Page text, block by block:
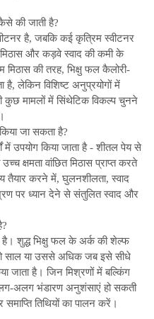
की जाती है?
है, जबकि कई कृत्रिम स्वीटनर
और कड़वे स्वाद की कमी के
की तरह, भिक्षु फल कैलोरी-
है, लेकिन विशिष्ट अनुप्रयोगों में
कुछ मामलों में सिंथेटिक विकल्प चुनने
जा सकता है?
में उपयोग किया जाता है - शीतल पेय से
क्षमता वांछित मिठास प्राप्त करते
तैयार करने में, घुलनशीलता, स्वाद
पर ध्यान देने से संतुलित स्वाद और
है। शुद्ध भिक्षु फल के अर्क की शेल्फ
साल या उससे अधिक जब इसे सीधे
जाता है। जिन मिश्रणों में बल्किंग
अलग भंडारण अनुशंसाएं हो सकती
समाप्ति तिथियों का पालन करें।